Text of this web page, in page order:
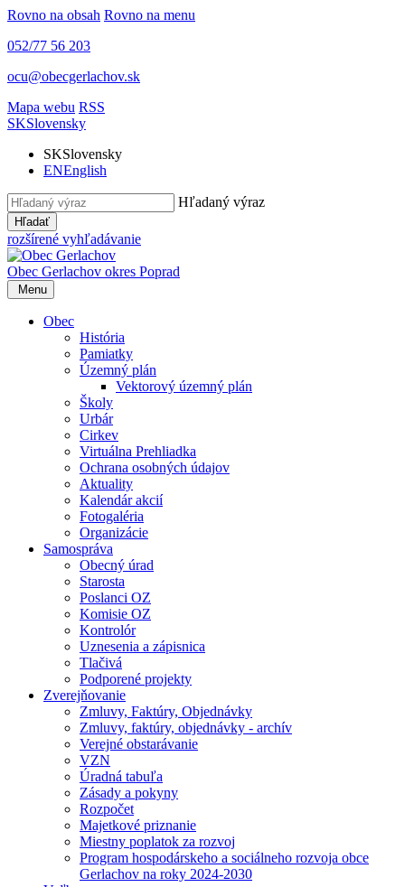
Rovno na obsah Rovno na menu
052/77 56 203
ocu@obecgerlachov.sk
Mapa webu RSS
SKSlovensky
SKSlovensky
ENEnglish
Hľadaný výraz
Hľadať
rozšírené vyhľadávanie
Obec Gerlachov okres Poprad
Menu
Obec
História
Pamiatky
Územný plán
Vektorový územný plán
Školy
Urbár
Cirkev
Virtuálna Prehliadka
Ochrana osobných údajov
Aktuality
Kalendár akcií
Fotogaléria
Organizácie
Samospráva
Obecný úrad
Starosta
Poslanci OZ
Komisie OZ
Kontrolór
Uznesenia a zápisnica
Tlačivá
Podporené projekty
Zverejňovanie
Zmluvy, Faktúry, Objednávky
Zmluvy, faktúry, objednávky - archív
Verejné obstarávanie
VZN
Úradná tabuľa
Zásady a pokyny
Rozpočet
Majetkové priznanie
Miestny poplatok za rozvoj
Program hospodárskeho a sociálneho rozvoja obce
Gerlachov na roky 2024-2030